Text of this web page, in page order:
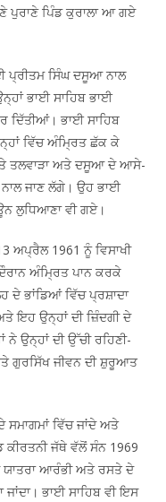
ਪੁਰਾਣੇ ਪਿੰਡ ਕੁਰਾਲਾ ਆ ਗਏ
ਪ੍ਰੀਤਮ ਸਿੰਘ ਦਸੂਆ ਨਾਲ
ਭਾਈ ਸਾਹਿਬ ਭਾਈ
ਦਿੱਤੀਆਂ। ਭਾਈ ਸਾਹਿਬ
ਵਿੱਚ ਅੰਮ੍ਰਿਤ ਛੱਕ ਕੇ
ਤਲਵਾੜਾ ਅਤੇ ਦਸੂਆ ਦੇ ਆਸੇ-
ਨਾਲ ਜਾਣ ਲੱਗੇ। ਉਹ ਭਾਈ
ਲੁਧਿਆਣਾ ਵੀ ਗਏ।
ਅਪ੍ਰੈਲ 1961 ਨੂੰ ਵਿਸਾਖੀ
ਅੰਮ੍ਰਿਤ ਪਾਨ ਕਰਕੇ
ਦੇ ਭਾਂਡਿਆਂ ਵਿੱਚ ਪ੍ਰਸ਼ਾਦਾ
ਇਹ ਉਨ੍ਹਾਂ ਦੀ ਜ਼ਿੰਦਗੀ ਦੇ
ਨੇ ਉਨ੍ਹਾਂ ਦੀ ਉੱਚੀ ਰਹਿਣੀ-
ਗੁਰਸਿੱਖ ਜੀਵਨ ਦੀ ਸ਼ੁਰੂਆਤ
ਸਮਾਗਮਾਂ ਵਿੱਚ ਜਾਂਦੇ ਅਤੇ
ਜੱਥੇ ਵੱਲੋਂ ਸੰਨ 1969
ਯਾਤਰਾ ਆਰੰਭੀ ਅਤੇ ਰਸਤੇ ਦੇ
ਭਾਈ ਸਾਹਿਬ ਵੀ ਇਸ